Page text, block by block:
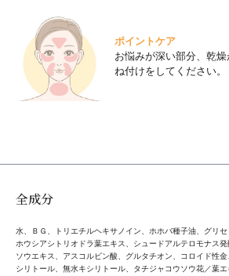
ポイントケア
お悩みが深い部分、乾
ね付けをしてください。
全成分
水、ＢＧ、トリエチルヘキサノイン、ホホバ種子油、グリ
ホウシアシトリオドラ葉エキス、シュードアルテロモナス
ソウエキス、アスコルビン酸、グルタチオン、コロイド性
シリトール、無水キシリトール、タチジャコウソウ花／葉